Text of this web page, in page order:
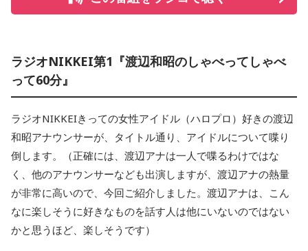
ラジオNIKKEI第1『渡辺和昭のしゃべってしゃべ
って60分』
ラジオNIKKEIきっての女性アイドル（ハロプロ）好きの渡辺
和昭アナウンサーが、タイトル通り、アイドルについて喋り
倒します。（正確には、渡辺アナは一人で喋るわけではな
く、他のアナウンサーなども出演しますが、渡辺アナの熱量
が非常に高いので、今回ご紹介しました。渡辺アナは、こん
なに楽しそうに好きなものを話す人は他にいないのではない
かと思うほど、楽しそうです）